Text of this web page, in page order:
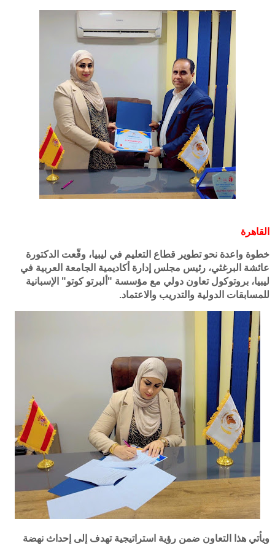
القاهرة
خطوة واعدة نحو تطوير قطاع التعليم في ليبيا، وقّعت الدكتورة
عائشة البرغثي، رئيس مجلس إدارة أكاديمية الجامعة العربية في
ليبيا، بروتوكول تعاون دولي مع مؤسسة "ألبرتو كوتو" الإسبانية
للمسابقات الدولية والتدريب والاعتماد.
ويأتي هذا التعاون ضمن رؤية استراتيجية تهدف إلى إحداث نهضة